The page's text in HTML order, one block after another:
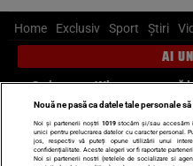
Home Exclusiv Sport Știri
AI
Scrie-ne pe Whatsapp, sună
Știri interne
Nouă ne pasă ca datele tale personale
Noi și partenerii noștri 1019stocăm și/sau accesăm
unici pentru prelucrarea datelor cu caracter personal.
jos, respectiv vă puteți opune utilizării unui
confidențialitate. Aceste alegeri vor fi raportate
Noi si partenerii nostri (retelele de socializare si